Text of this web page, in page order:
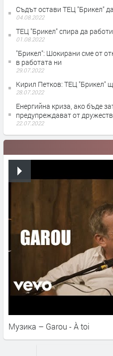
Съдът остави ТЕЦ "Брикел"
04.08.2022
ТЕЦ "Брикел" спира да работи
01.08.2022
"Брикел": Шокирани сме от
в работата ни
29.07.2022
Кирил Петков: ТЕЦ "Брикел"
28.07.2022
Енергийна криза, ако бъде
предупреждават от
22.07.2022
Музика – Garou - À toi